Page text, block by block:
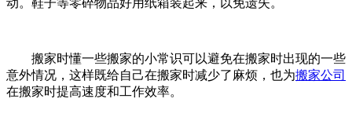
动。鞋子等零碎物品好用纸箱装起来，以免遗失。
搬家时懂一些搬家的小常识可以避免在搬家时出现的一些
意外情况，这样既给自己在搬家时减少了麻烦，也为搬家公司
在搬家时提高速度和工作效率。